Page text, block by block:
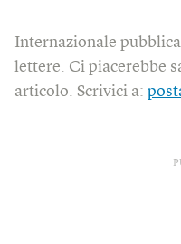
Internazionale
lettere. Ci piacerebbe
articolo. Scrivici a: